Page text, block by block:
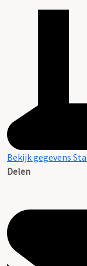
Bekijk gegevens
Delen